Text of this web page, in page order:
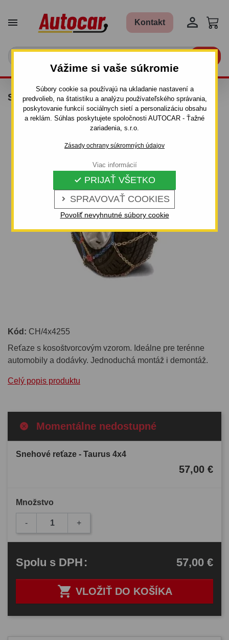
Vážime si vaše súkromie
Súbory cookie sa používajú na ukladanie nastavení a
predvolieb, na štatistiku a analýzu používateľského správania,
poskytovanie funkcií sociálnych sietí a personalizáciu obsahu
a reklám. Súhlas poskytujete spoločnosti AUTOCAR - Ťažné
zariadenia, s.r.o.
Zásady ochrany súkromných údajov
 SPRAVOVAŤ COOKIES
 PRIJAŤ VŠETKO
Povoliť nevyhnutné súbory cookie
Viac informácií
 Kontakt 
SNEHOVÉ REŤAZE - TAURUS 4X4
Kód: CH/4x4255
Reťaze s kosoštvorcovým vzorom. Ideálne pre terénne
automobily a dodávky. Jednoduchá montáž i demontáž.
Celý popis produktu
Momentálne nedostupné
Snehové reťaze - Taurus 4x4
57,00 €
Množstvo
- +
 VLOŽIŤ DO KOŠÍKA
Spolu s DPH: 57,00 €